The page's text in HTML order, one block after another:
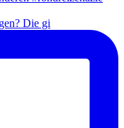
Die gi